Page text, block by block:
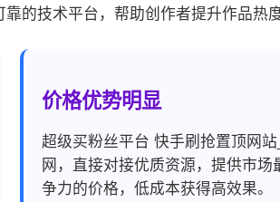
靠的技术平台，帮助创作者提升作品热
价格优势明显
超级买粉丝平台 快手刷抢置顶网站
网，直接对接优质资源，提供市场
争力的价格，低成本获得高效果。